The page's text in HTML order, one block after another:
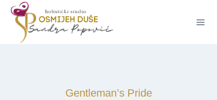
Skip
content
Gentleman’s Pride